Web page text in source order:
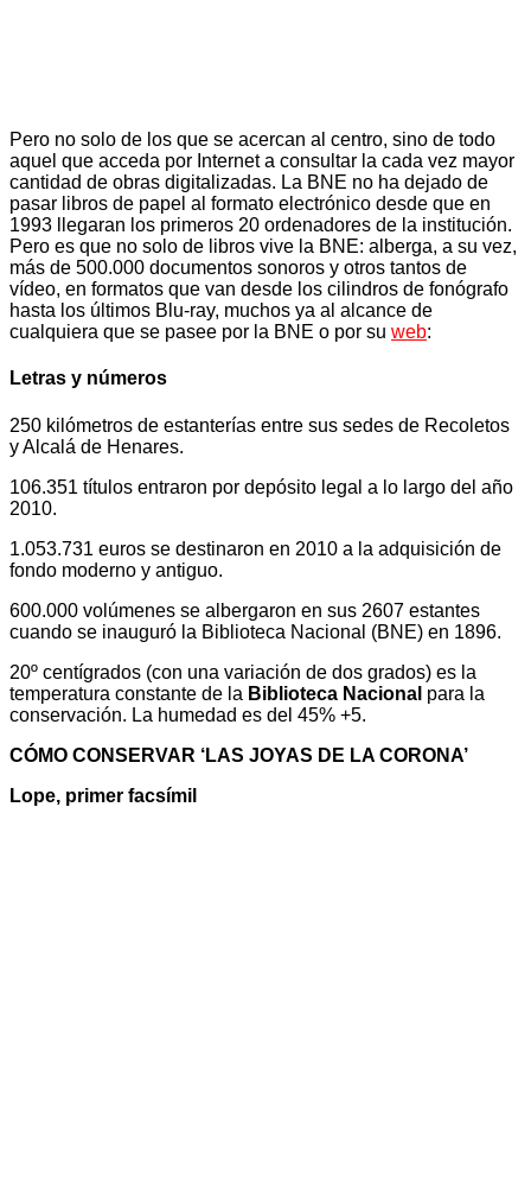
Pero no solo de los que se acercan al centro, sino de todo
aquel que acceda por Internet a consultar la cada vez mayor
cantidad de obras digitalizadas. La BNE no ha dejado de
pasar libros de papel al formato electrónico desde que en
1993 llegaran los primeros 20 ordenadores de la institución.
Pero es que no solo de libros vive la BNE: alberga, a su vez,
más de 500.000 documentos sonoros y otros tantos de
vídeo, en formatos que van desde los cilindros de fonógrafo
hasta los últimos Blu-ray, muchos ya al alcance de
cualquiera que se pasee por la BNE o por su web:
Letras y números
250 kilómetros de estanterías entre sus sedes de Recoletos
y Alcalá de Henares.
106.351 títulos entraron por depósito legal a lo largo del año
2010.
1.053.731 euros se destinaron en 2010 a la adquisición de
fondo moderno y antiguo.
600.000 volúmenes se albergaron en sus 2607 estantes
cuando se inauguró la Biblioteca Nacional (BNE) en 1896.
20º centígrados (con una variación de dos grados) es la
temperatura constante de la Biblioteca Nacional para la
conservación. La humedad es del 45% +5.
CÓMO CONSERVAR ‘LAS JOYAS DE LA CORONA’
Lope, primer facsímil